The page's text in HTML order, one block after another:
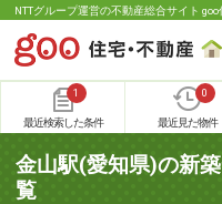
NTTグループ運営の不動産総合サイト
1
最近検索した条件
0
最近見た物件
金山駅(愛知県)の新
覧